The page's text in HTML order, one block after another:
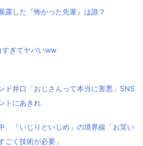
露した『怖かった先輩』は誰？
すぎてヤバいww
ド井口「おじさんって本当に害悪」SNS
トにあきれ
、「いじりといじめ」の境界線「お笑い
ごく技術が必要」